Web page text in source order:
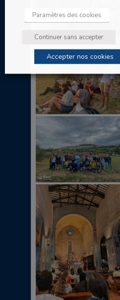
Paramètres des cookies
Continuer sans accepter
Accepter nos cookies